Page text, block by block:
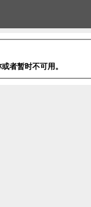
者暂时不可用。